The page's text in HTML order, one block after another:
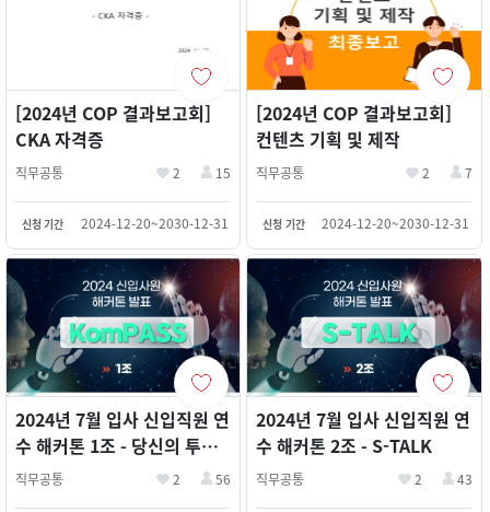
[2024년 COP 결과보고회]
CKA 자격증
직무공통 2 15
신청 기간 2024-12-20~2030-12-31
[2024년 COP 결과보고회]
컨텐츠 기획 및 제작
직무공통 2 7
신청 기간 2024-12-20~2030-12-31
2024년 7월 입사 신입직원 연
수 해커톤 1조 - 당신의 투자
나침반, KomPASS
직무공통 2 56
2024년 7월 입사 신입직원 연
수 해커톤 2조 - S-TALK
직무공통 2 43